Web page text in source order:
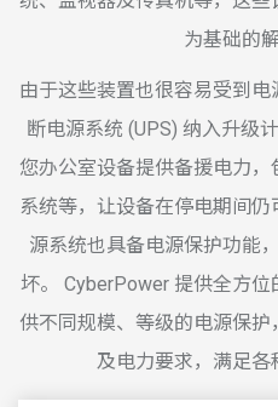
为基础的
由于这些装置也很容易受到
断电源系统 (UPS) 纳入升级
您办公室设备提供备援电力
系统等，让设备在停电期间
源系统也具备电源保护功能
坏。 CyberPower 提供全方
供不同规模、等级的电源保
及电力要求，满足各